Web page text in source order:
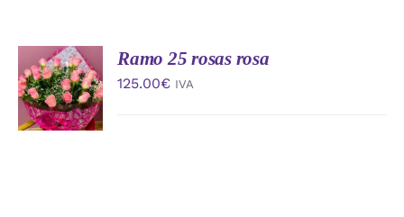
AÑADIR
AL
CARRITO
/
DETALLES
Ramo 25 rosas rosa
125.00€ IVA